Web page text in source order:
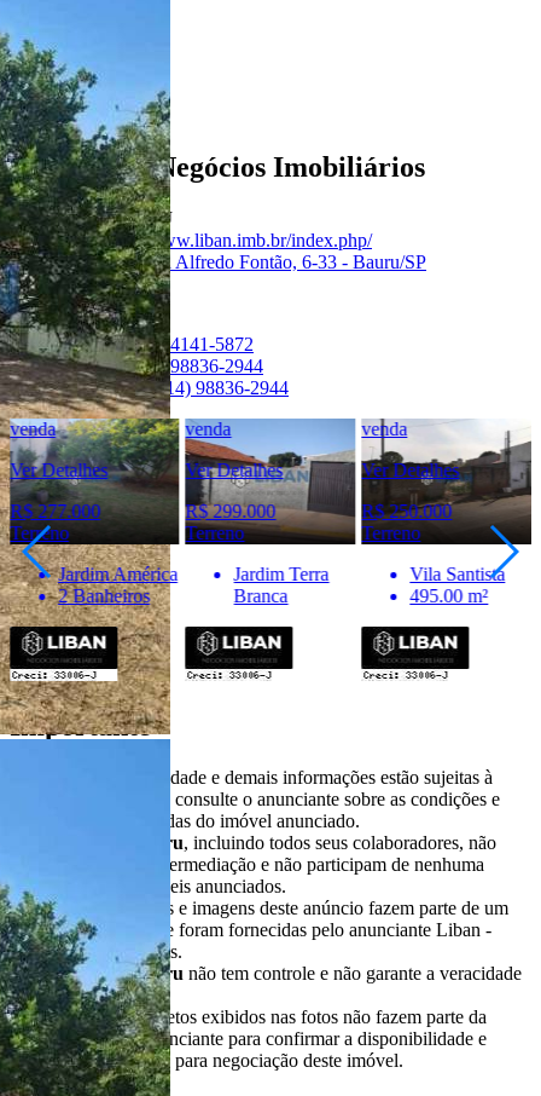
Anunciante
Liban - Negócios Imobiliários
Creci:33006-J
Site:https://www.liban.imb.br/index.php/
Endereço:Rua Alfredo Fontão, 6-33 - Bauru/SP
Ver Telefone
Telefone:(14) 4141-5872
Telefone:(14) 98836-2944
WhatsApp:(14) 98836-2944
venda
Ver Detalhes
R$ 277.000
Terreno
Jardim América
2 Banheiros
venda
Ver Detalhes
R$ 299.000
Terreno
Jardim Terra
Branca
venda
Ver Detalhes
R$ 250.000
Terreno
Vila Santista
495.00 m²
Importante
* Valores, disponibilidade e demais informações estão sujeitas à
alterações. SEMPRE consulte o anunciante sobre as condições e
informações atualizadas do imóvel anunciado.
Portal Casa Bauru, incluindo todos seus colaboradores, não
realizam qualquer intermediação e não participam de nenhuma
negociação dos imóveis anunciados.
Todas as informações e imagens deste anúncio fazem parte de um
anúncio publicitário e foram fornecidas pelo anunciante Liban -
Negócios Imobiliários.
OPortal Casa Bauru não tem controle e não garante a veracidade
destas informações.
Móveis e demais objetos exibidos nas fotos não fazem parte da
oferta. Contate o anunciante para confirmar a disponibilidade e
condições detalhadas para negociação deste imóvel.